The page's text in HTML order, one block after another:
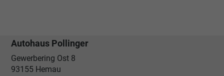
Autohaus Pollinger
Gewerbering Ost 8
93155 Hemau